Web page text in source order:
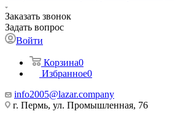
Заказать звонок
Задать вопрос
Войти
Корзина0
Избранное0
info2005@lazar.company
г. Пермь, ул. Промышленная, 76